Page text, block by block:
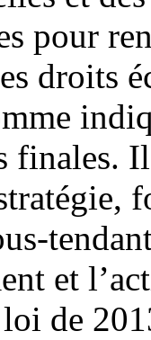
pour
droits
finales.
et
de